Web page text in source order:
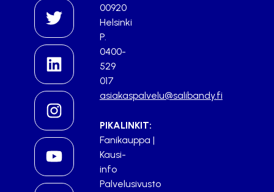
00920
Helsinki
P.
0400-
529
017
asiakaspalvelu@salibandy.fi
PIKALINKIT:
Fanikauppa |
Kausi-
info
Palvelusivusto